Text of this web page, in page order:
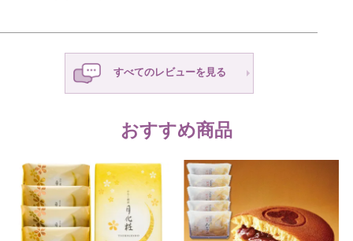
すべてのレビューを見る
おすすめ商品